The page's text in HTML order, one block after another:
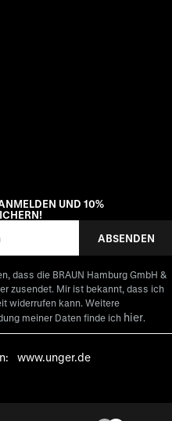
UND 10%
ABSENDEN
dass die BRAUN Hamburg GmbH &
zusendet. Mir ist bekannt, dass ich
widerrufen kann. Weitere
meiner Daten finde ich hier.
www.unger.de